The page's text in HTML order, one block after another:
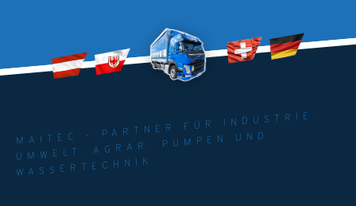
MAITEC - PARTNER FÜR INDUSTRIE.
UMWELT. AGRAR. PUMPEN UND
WASSERTECHNIK